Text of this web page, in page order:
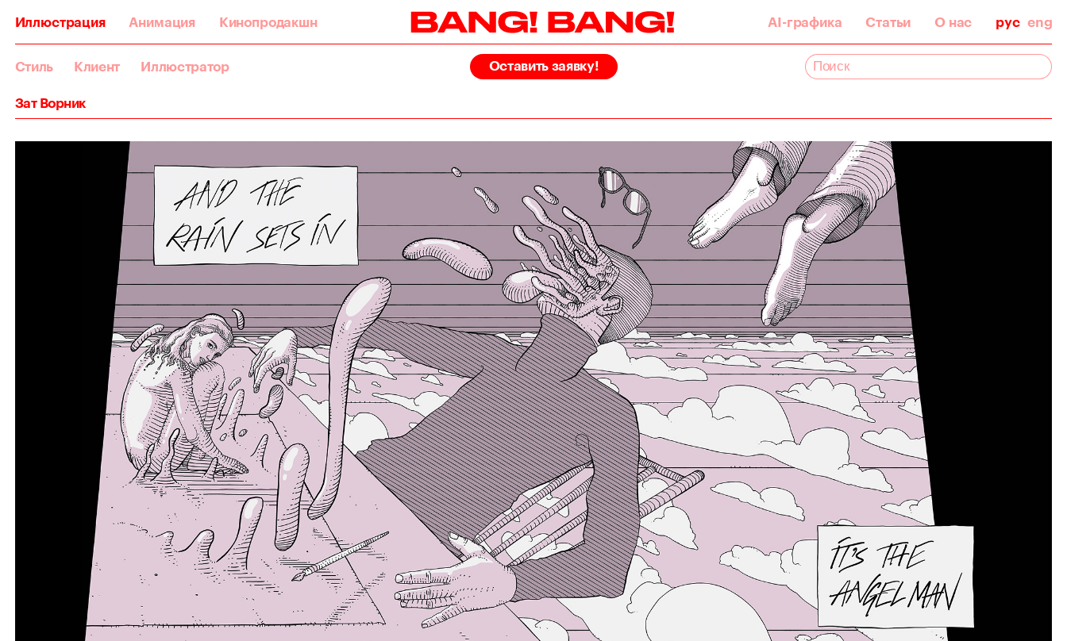
Иллюстрация Анимация Кинопродакшн AI-графика Статьи О нас рус eng
Стиль Клиент Иллюстратор Оставить заявку!
Зат Ворник